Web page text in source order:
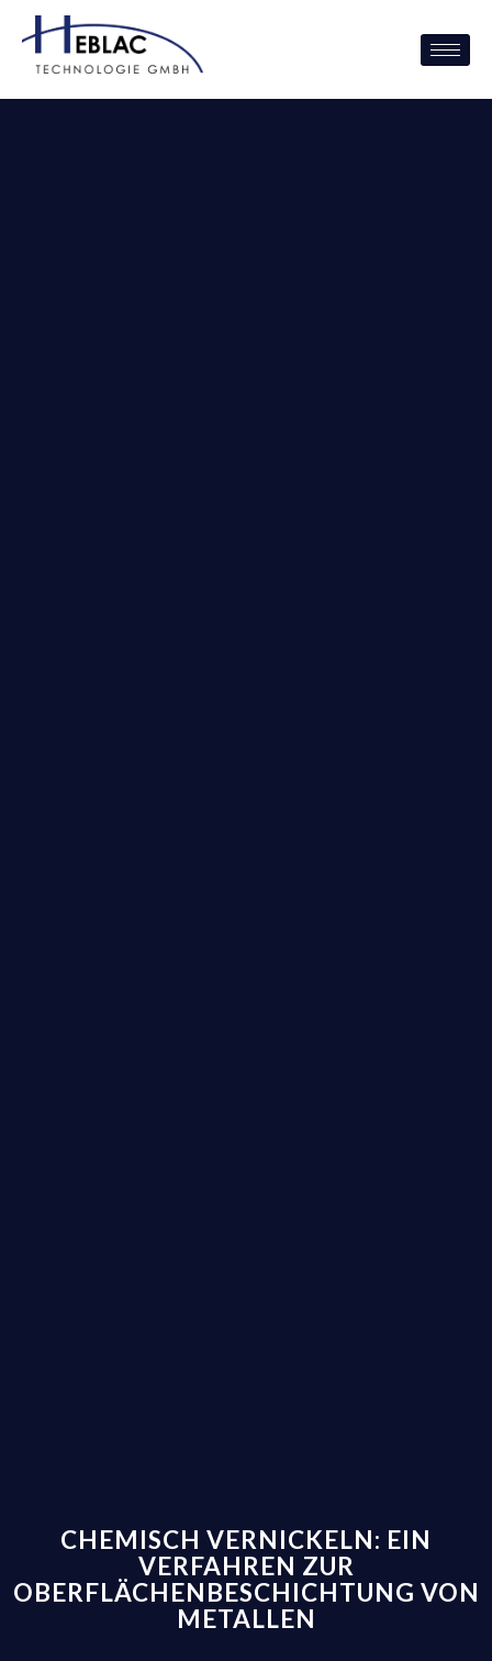
CHEMISCH VERNICKELN: EIN
VERFAHREN ZUR
OBERFLÄCHENBESCHICHTUNG VON
METALLEN